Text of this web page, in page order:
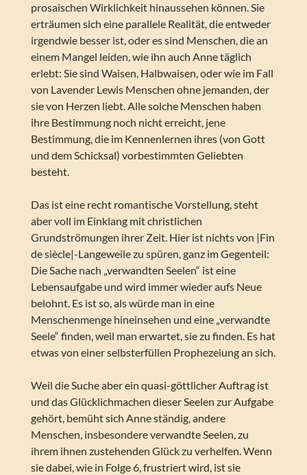
prosaischen Wirklichkeit hinaussehen können. Sie
erträumen sich eine parallele Realität, die entweder
irgendwie besser ist, oder es sind Menschen, die an
einem Mangel leiden, wie ihn auch Anne täglich
erlebt: Sie sind Waisen, Halbwaisen, oder wie im Fall
von Lavender Lewis Menschen ohne jemanden, der
sie von Herzen liebt. Alle solche Menschen haben
ihre Bestimmung noch nicht erreicht, jene
Bestimmung, die im Kennenlernen ihres (von Gott
und dem Schicksal) vorbestimmten Geliebten
besteht.
Das ist eine recht romantische Vorstellung, steht
aber voll im Einklang mit christlichen
Grundströmungen ihrer Zeit. Hier ist nichts von |Fin
de siècle|-Langeweile zu spüren, ganz im Gegenteil:
Die Sache nach „verwandten Seelen“ ist eine
Lebensaufgabe und wird immer wieder aufs Neue
belohnt. Es ist so, als würde man in eine
Menschenmenge hineinsehen und eine „verwandte
Seele“ finden, weil man erwartet, sie zu finden. Es hat
etwas von einer selbsterfüllen Prophezeiung an sich.
Weil die Suche aber ein quasi-göttlicher Auftrag ist
und das Glücklichmachen dieser Seelen zur Aufgabe
gehört, bemüht sich Anne ständig, andere
Menschen, insbesondere verwandte Seelen, zu
ihrem ihnen zustehenden Glück zu verhelfen. Wenn
sie dabei, wie in Folge 6, frustriert wird, ist sie